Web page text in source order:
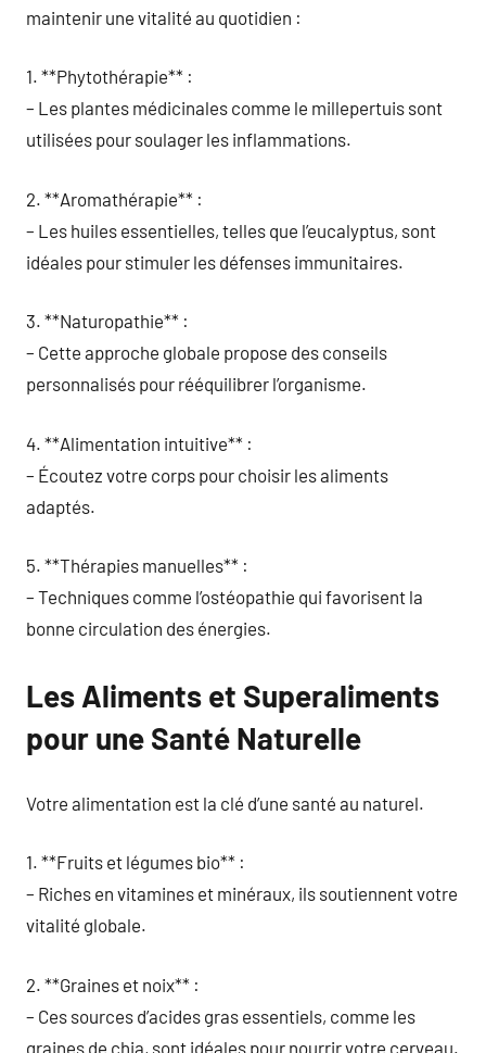
maintenir une vitalité au quotidien :
1. **Phytothérapie** :
– Les plantes médicinales comme le millepertuis sont
utilisées pour soulager les inflammations.
2. **Aromathérapie** :
– Les huiles essentielles, telles que l’eucalyptus, sont
idéales pour stimuler les défenses immunitaires.
3. **Naturopathie** :
– Cette approche globale propose des conseils
personnalisés pour rééquilibrer l’organisme.
4. **Alimentation intuitive** :
– Écoutez votre corps pour choisir les aliments
adaptés.
5. **Thérapies manuelles** :
– Techniques comme l’ostéopathie qui favorisent la
bonne circulation des énergies.
Les Aliments et Superaliments
pour une Santé Naturelle
Votre alimentation est la clé d’une santé au naturel.
1. **Fruits et légumes bio** :
– Riches en vitamines et minéraux, ils soutiennent votre
vitalité globale.
2. **Graines et noix** :
– Ces sources d’acides gras essentiels, comme les
graines de chia, sont idéales pour nourrir votre cerveau.